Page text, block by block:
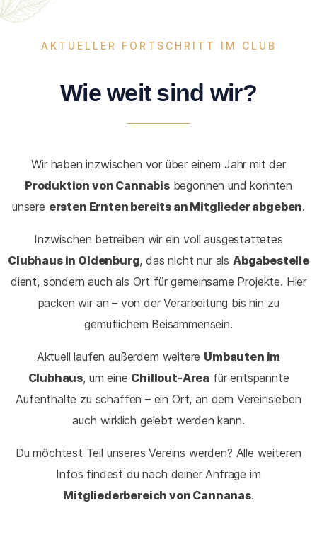
AKTUELLER FORTSCHRITT IM CLUB
Wie weit sind wir?
Wir haben inzwischen vor über einem Jahr mit der
Produktion von Cannabisbegonnen und konnten
unsere ersten Ernten bereits an Mitglieder abgeben.
Inzwischen betreiben wir ein voll ausgestattetes
Clubhaus in Oldenburg, das nicht nur als Abgabestelle
dient, sondern auch als Ort für gemeinsame Projekte. Hier
packen wir an – von der Verarbeitung bis hin zu
gemütlichem Beisammensein.
Aktuell laufen außerdem weitere Umbauten im
Clubhaus, um eine Chillout-Area für entspannte
Aufenthalte zu schaffen – ein Ort, an dem Vereinsleben
auch wirklich gelebt werden kann.
Du möchtest Teil unseres Vereins werden? Alle weiteren
Infos findest du nach deiner Anfrage im
Mitgliederbereich von Cannanas.